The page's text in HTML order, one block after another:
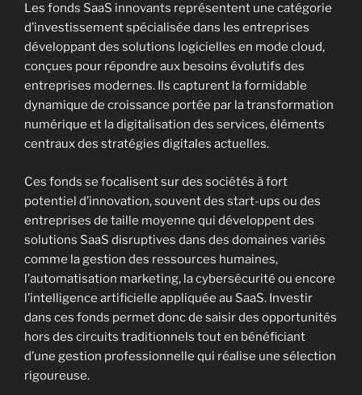
Les fonds SaaS innovants représentent une catégorie
d’investissement spécialisée dans les entreprises
développant des solutions logicielles en mode cloud,
conçues pour répondre aux besoins évolutifs des
entreprises modernes. Ils capturent la formidable
dynamique de croissance portée par la transformation
numérique et la digitalisation des services, éléments
centraux des stratégies digitales actuelles.
Ces fonds se focalisent sur des sociétés à fort
potentiel d’innovation, souvent des start-ups ou des
entreprises de taille moyenne qui développent des
solutions SaaS disruptives dans des domaines variés
comme la gestion des ressources humaines,
l’automatisation marketing, la cybersécurité ou encore
l’intelligence artificielle appliquée au SaaS. Investir
dans ces fonds permet donc de saisir des opportunités
hors des circuits traditionnels tout en bénéficiant
d’une gestion professionnelle qui réalise une sélection
rigoureuse.